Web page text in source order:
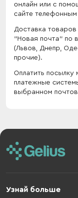
онлайн или с
сайте
Доставка
"Новая почта" по
(Львов, Днепр,
прочие).
Оплатить посылку
платежные
выбранном
Узнай больше